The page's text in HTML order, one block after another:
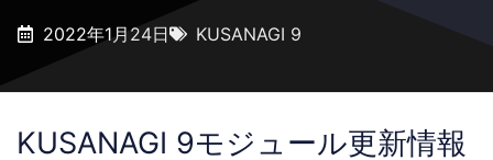
2022年1月24日 KUSANAGI 9
KUSANAGI 9モジュール更新情報